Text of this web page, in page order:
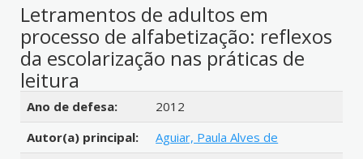
Letramentos de adultos em
processo de alfabetização: reflexos
da escolarização nas práticas de
leitura
Detalhes bibliográficos
Ano de defesa:
2012
Autor(a) principal:
Aguiar, Paula Alves de